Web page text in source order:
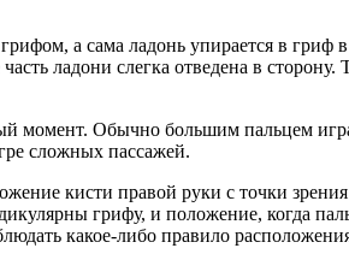
а сама ладонь упирается в гриф
ладони слегка отведена в сторону.
момент. Обычно большим пальцем
сложных пассажей.
кисти правой руки с точки
грифу, и положение, когда
какое-либо правило